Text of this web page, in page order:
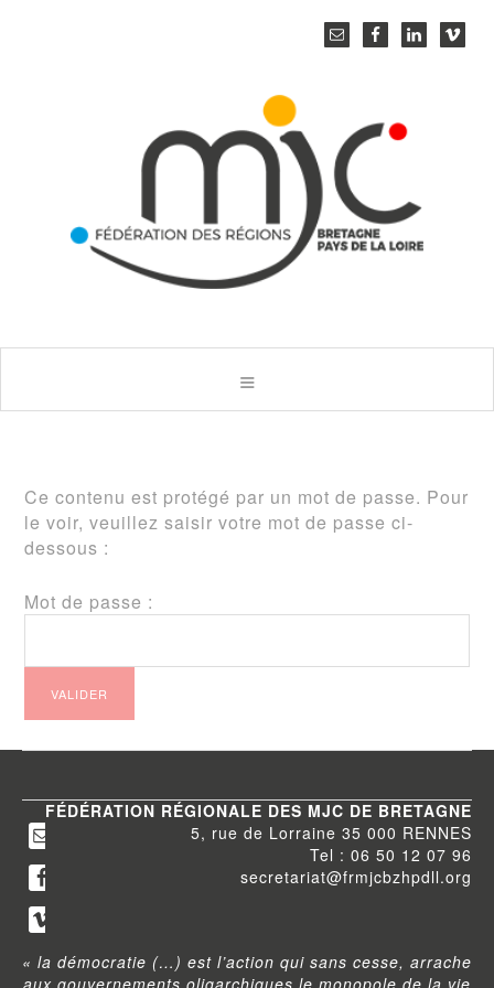
Ce contenu est protégé par un mot de passe. Pour
le voir, veuillez saisir votre mot de passe ci-
dessous :
Mot de passe :
FÉDÉRATION RÉGIONALE DES MJC DE BRETAGNE
5, rue de Lorraine 35 000 RENNES
Tel : 06 50 12 07 96
secretariat@frmjcbzhpdll.org
« la démocratie (…) est l’action qui sans cesse, arrache
aux gouvernements oligarchiques le monopole de la vie